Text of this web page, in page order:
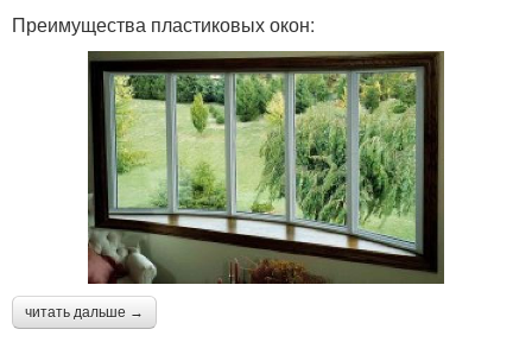
Преимущества пластиковых окон:
читать дальше →